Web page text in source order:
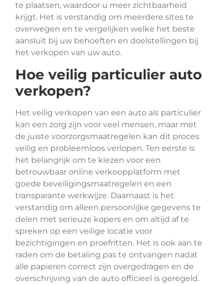
te plaatsen, waardoor u meer zichtbaarheid
krijgt. Het is verstandig om meerdere sites te
overwegen en te vergelijken welke het beste
aansluit bij uw behoeften en doelstellingen bij
het verkopen van uw auto.
Hoe veilig particulier auto
verkopen?
Het veilig verkopen van een auto als particulier
kan een zorg zijn voor veel mensen, maar met
de juiste voorzorgsmaatregelen kan dit proces
veilig en probleemloos verlopen. Ten eerste is
het belangrijk om te kiezen voor een
betrouwbaar online verkoopplatform met
goede beveiligingsmaatregelen en een
transparante werkwijze. Daarnaast is het
verstandig om alleen persoonlijke gegevens te
delen met serieuze kopers en om altijd af te
spreken op een veilige locatie voor
bezichtigingen en proefritten. Het is ook aan te
raden om de betaling pas te ontvangen nadat
alle papieren correct zijn overgedragen en de
overschrijving van de auto officieel is geregeld.